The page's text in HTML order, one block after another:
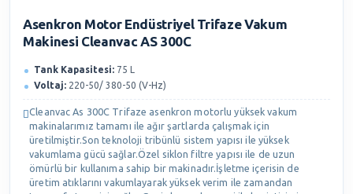
Asenkron Motor Endüstriyel Trifaze Vakum
Makinesi Cleanvac AS 300C
Tank Kapasitesi: 75 L
Voltaj: 220-50/ 380-50 (V-Hz)
Cleanvac As 300C Trifaze asenkron motorlu yüksek vakum
makinalarımız tamamı ile ağır şartlarda çalışmak için
üretilmiştir.Son teknoloji tribünlü sistem yapısı ile yüksek
vakumlama gücü sağlar.Özel siklon filtre yapısı ile de uzun
ömürlü bir kullanıma sahip bir makinadır.İşletme içerisin de
üretim atıklarını vakumlayarak yüksek verim ile zamandan